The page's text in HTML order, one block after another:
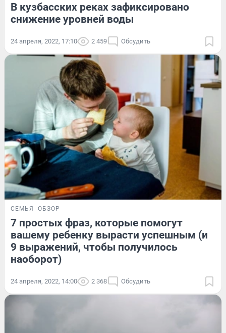
В кузбасских реках зафиксировано
снижение уровней воды
24 апреля, 2022, 17:10 2 459 Обсудить
СЕМЬЯ ОБЗОР
7 простых фраз, которые помогут
вашему ребенку вырасти успешным (и
9 выражений, чтобы получилось
наоборот)
24 апреля, 2022, 14:00 2 368 Обсудить